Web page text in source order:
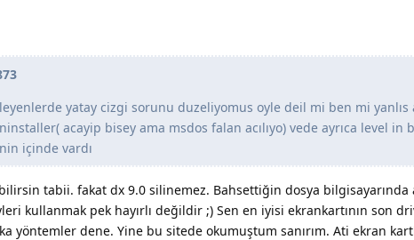
yatay cizgi sorunu duzeliyomus oyle deil mi ben mi yanlıs
acayip bisey ama msdos falan acılıyo) vede ayrıca level in
içinde vardı
tabii. fakat dx 9.0 silinemez. Bahsettiğin dosya bilgisayarında
kullanmak pek hayırlı değildir ;) Sen en iyisi ekrankartının son
yöntemler dene. Yine bu sitede okumuştum sanırım. Ati ekran